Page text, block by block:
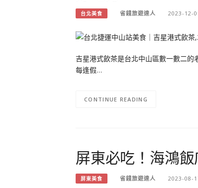
台北美食 省錢旅遊達人 2023-12-
吉星港式飲茶是台北中山區數一數二的
每逢假…
CONTINUE READING
屏東必吃！海鴻
屏東美食 省錢旅遊達人 2023-08-